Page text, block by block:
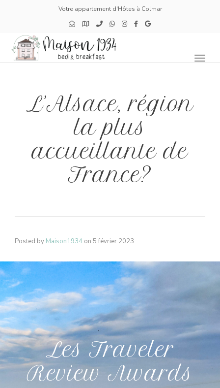
Votre appartement d'Hôtes à Colmar
L’Alsace, région
la plus
accueillante de
France?
Posted by Maison1934 on 5 février 2023
Les Traveler
Review Awards